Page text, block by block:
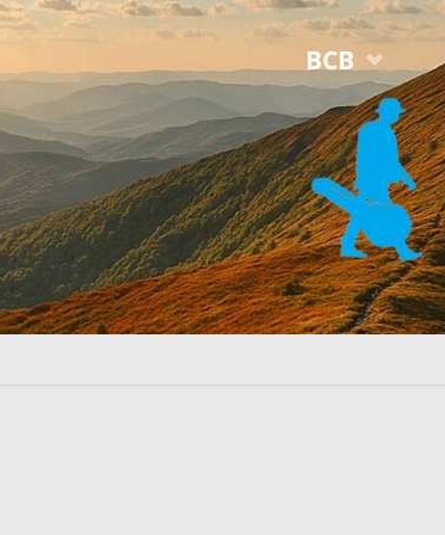
Przejdź
do
treści
BCB